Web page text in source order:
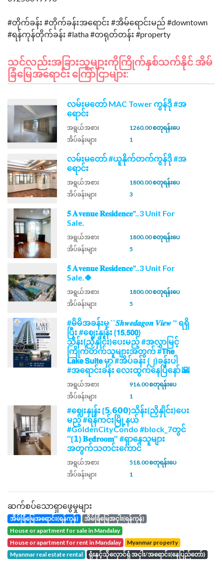
#တိုက်ခန်း #တိုက်ခန်းအရောင်း #အိမ်ရောင်းမည် #downtown
သင်လည်းအခြားသူများကိုကြိုက်နှစ်သက်နိုင် အိမ်
ခြံမြေအရောင်း ကြော်ငြာများ:
လမ်းမတော် MAC Tower ကွန်ဒို #အ
ရောင်း
အရွယ်အစား
1260.00 စတုရန်းပေ
အိပ်ခန်းများ
1
လမ်းမတော် #ယူနိုက်တက်ကွန်ဒို #အ
ရောင်း
အရွယ်အစား
1800.00 စတုရန်းပေ
အိပ်ခန်းများ
3
𝟓 𝐀𝐯𝐞𝐧𝐮𝐞 𝐑𝐞𝐬𝐢𝐝𝐞𝐧𝐜𝐞"..3 Unit For
Sale.
အရွယ်အစား
1800.00 စတုရန်းပေ
အိပ်ခန်းများ
5
𝟓 𝐀𝐯𝐞𝐧𝐮𝐞 𝐑𝐞𝐬𝐢𝐝𝐞𝐧𝐜𝐞"..3 Unit For
Sale.🍀
အရွယ်အစား
1800.00 စတုရန်းပေ
အိပ်ခန်းများ
5
#မိမိအခန်းမှ ``𝑺𝒉𝒘𝒆𝒅𝒂𝒈𝒐𝒏 𝑽𝒊𝒆𝒘 '' ရရှိ
ပြီး #ဈေးနှုန်း {𝟭𝟱,𝟱𝟬𝟬}
သိန်း(ညှိနှိုင်း)ပေးမည့် #အလွှာမြင့်
ကြိုက်တက်သူများအတွက် #𝗧𝗵𝗲
𝗟𝗮𝗸𝗲 𝗦𝘂𝗶𝘁𝗲 မှာ #အိပ်ခန်း (၂)ခန်းပါ
#အရောင်းခန်း လေးထွက်နေပြီနော် 🌇
အရွယ်အစား
916.00 စတုရန်းပေ
အိပ်ခန်းများ
1
#ဈေးနှုန်း {𝟱,𝟲𝟬𝟬}သိန်း(ညှိနှိုင်း)ပေး
မည့် #ရန်ကင်းမြို့နယ်
#GoldenCityCondo #block_7တွင်
‘‘{𝟭} 𝐁𝐞𝐝𝐫𝐨𝐨𝐦’’ #ရှာနေသူများ
အတွက်သတင်းကောင်
အရွယ်အစား
518.00 စတုရန်းပေ
အိပ်ခန်းများ
1
ဆက်စပ်သောရှာဖွေမှုများ
အိမ်ခြံမြေအရောင်း(ရန်ကုန်)
အိမ်ခြံမြေအငှါး(ရန်ကုန်)
house or apartment for sale in Mandalay
house or apartment for rent in Mandalay
Myanmar property
Myanmar real estate rental
ရုံးနှင့်သိုလှောင်ရုံ အငှါး/အရောင်း(နေပြည်တော်)